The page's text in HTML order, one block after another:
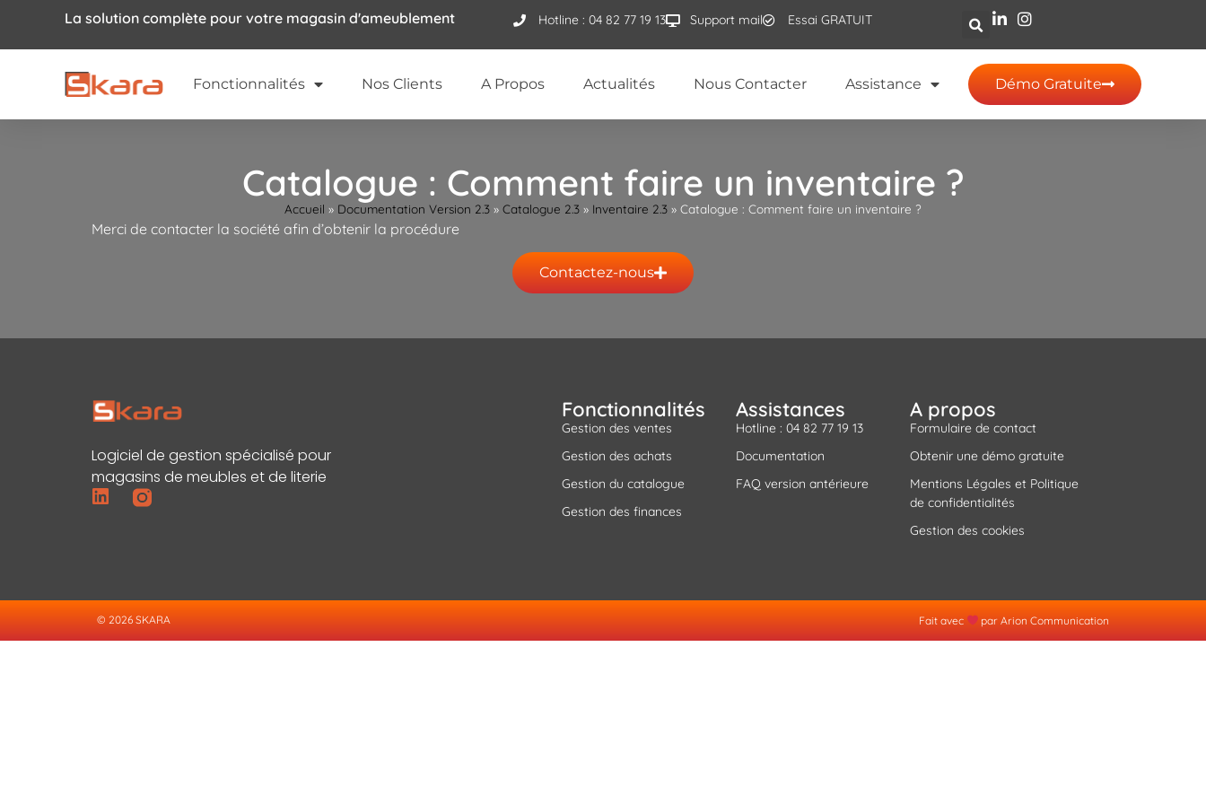
La solution complète pour votre magasin d'ameublement Hotline : 04 82 77 19 13 Support mail Essai GRATUIT
Fonctionnalités Nos Clients A Propos Actualités Nous Contacter Assistance Démo Gratuite
Catalogue : Comment faire un inventaire ?
Accueil » Documentation Version 2.3 » Catalogue 2.3 » Inventaire 2.3 » Catalogue : Comment faire un inventaire ?
Merci de contacter la société afin d’obtenir la procédure
Contactez-nous
Logiciel de gestion spécialisé pour
magasins de meubles et de literie
Fonctionnalités
Gestion des ventes
Gestion des achats
Gestion du catalogue
Gestion des finances
Assistances
Hotline : 04 82 77 19 13
Documentation
FAQ version antérieure
A propos
Formulaire de contact
Obtenir une démo gratuite
Mentions Légales et Politique
de confidentialités
Gestion des cookies
© 2026 SKARA Fait avec par Arion Communication